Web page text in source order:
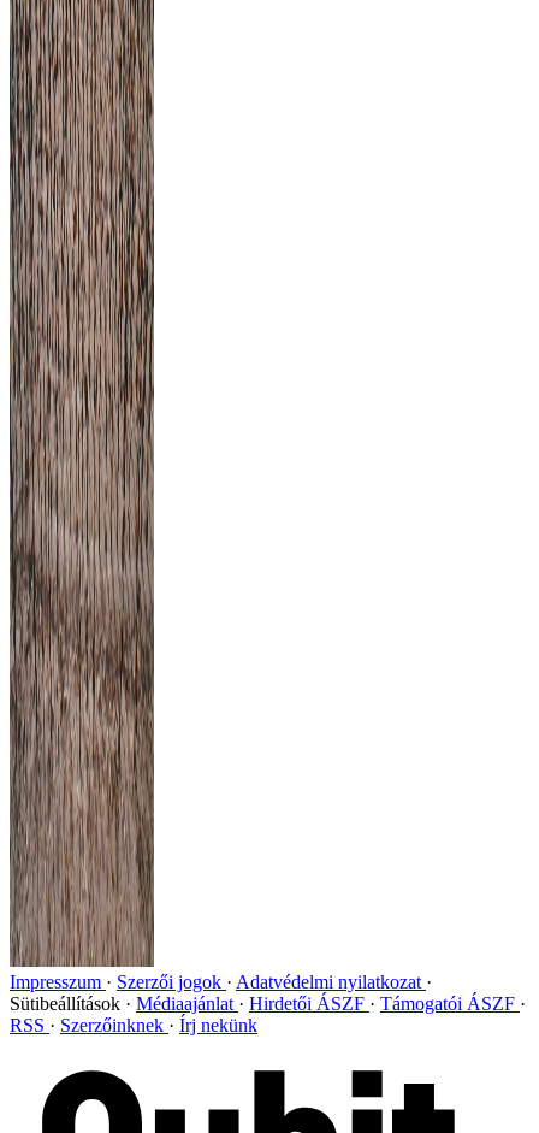
Impresszum Szerzői jogok
Adatvédelmi nyilatkozat
Sütibeállítások
Médiaajánlat Hirdetői ÁSZF
Támogatói ÁSZF
RSS
Szerzőinknek Írj nekünk